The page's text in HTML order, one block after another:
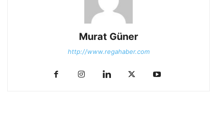
Murat Güner
http://www.regahaber.com